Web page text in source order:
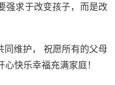
强求于改变孩子，而是改
同维护， 祝愿所有的父母
快乐幸福充满家庭！